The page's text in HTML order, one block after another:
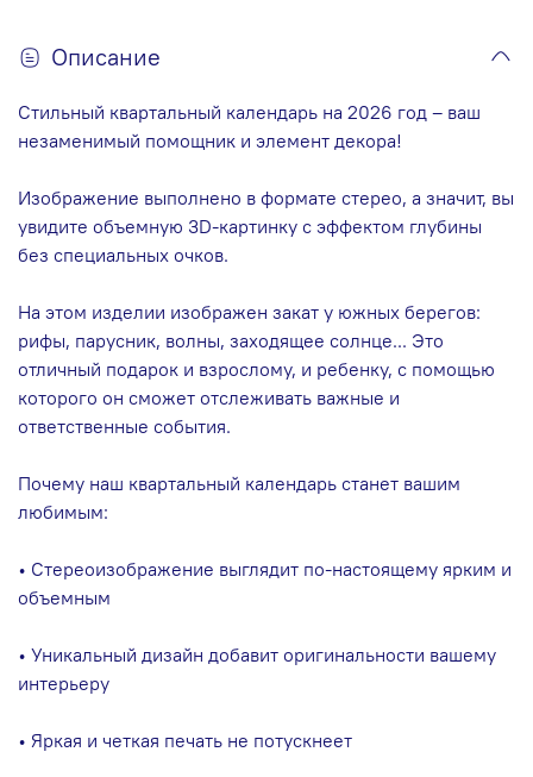
Описание
Стильный квартальный календарь на 2026 год – ваш
незаменимый помощник и элемент декора!
Изображение выполнено в формате стерео, а значит, вы
увидите объемную 3D-картинку с эффектом глубины
без специальных очков.
На этом изделии изображен закат у южных берегов:
рифы, парусник, волны, заходящее солнце... Это
отличный подарок и взрослому, и ребенку, с помощью
которого он сможет отслеживать важные и
ответственные события.
Почему наш квартальный календарь станет вашим
любимым:
• Стереоизображение выглядит по-настоящему ярким и
объемным
• Уникальный дизайн добавит оригинальности вашему
интерьеру
• Яркая и четкая печать не потускнеет